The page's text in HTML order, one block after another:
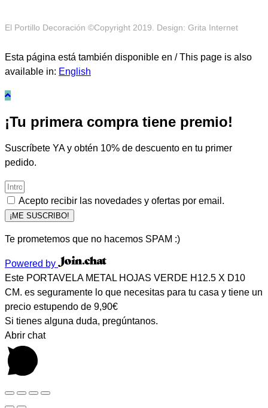
El Portillo Decoración ©Copyright 2019. Design: Grita Internet
Esta página está también disponible en / This page is also
available in: English
¡Tu primera compra tiene premio!
Suscríbete YA y obtén 10% de descuento en tu primer
pedido.
Acepto recibir las novedades y ofertas por email.
¡ME SUSCRIBO!
Te prometemos que no hacemos SPAM :)
Powered by
Este PORTAVELA METAL HOJAS VERDE H12.5 X D10
CM. es seguramente lo que necesitas para tu casa y tiene un
precio estupendo de 9,90€
Si tienes alguna duda, pregúntanos.
Abrir chat